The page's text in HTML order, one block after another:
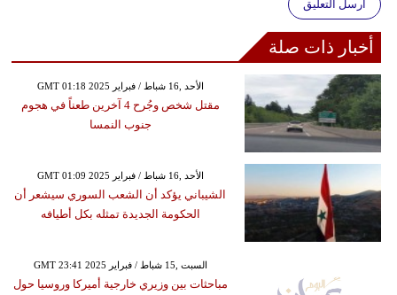
أرسل التعليق
أخبار ذات صلة
GMT 01:18 2025 الأحد ,16 شباط / فبراير
مقتل شخص وجُرح 4 آخرين طعناً في هجوم
جنوب النمسا
GMT 01:09 2025 الأحد ,16 شباط / فبراير
الشيباني يؤكد أن الشعب السوري سيشعر أن
الحكومة الجديدة تمثله بكل أطيافه
GMT 23:41 2025 السبت ,15 شباط / فبراير
مباحثات بين وزيري خارجية أميركا وروسيا حول